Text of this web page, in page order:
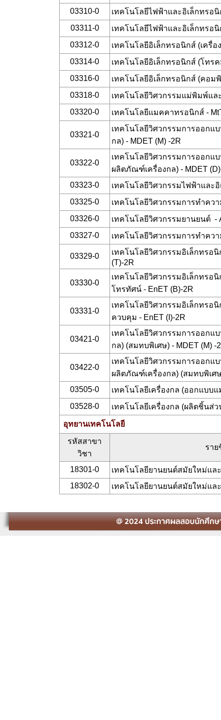
03310-0
เทคโนโลยีไฟฟ้าและอิเล็กทรอนิ
03311-0
เทคโนโลยีไฟฟ้าและอิเล็กทรอนิ
03312-0
เทคโนโลยีอิเล็กทรอนิกส์ (เครื่
03314-0
เทคโนโลยีอิเล็กทรอนิกส์ (โทร
03316-0
เทคโนโลยีอิเล็กทรอนิกส์ (คอมพิ
03318-0
เทคโนโลยีวิศวกรรมแม่พิมพ์แล
03320-0
เทคโนโลยีแมคคาทรอนิกส์ -
03321-0
เทคโนโลยีวิศวกรรมการออกแ
กล) - MDET (M) -2R
03322-0
เทคโนโลยีวิศวกรรมการออกแ
ผลิตภัณฑ์เครื่องกล) - MDET
03323-0
เทคโนโลยีวิศวกรรมไฟฟ้าและ
03325-0
เทคโนโลยีวิศวกรรมการทำคว
03326-0
เทคโนโลยีวิศวกรรมยานยนต์ -
03327-0
เทคโนโลยีวิศวกรรมการทำคว
03329-0
เทคโนโลยีวิศวกรรมอิเล็กทรอ
(T)-2R
03330-0
เทคโนโลยีวิศวกรรมอิเล็กทรอ
โทรทัศน์ - EnET (B)-2R
03331-0
เทคโนโลยีวิศวกรรมอิเล็กทรอ
ควบคุม - EnET (I)-2R
03421-0
เทคโนโลยีวิศวกรรมการออกแ
กล) (สมทบพิเศษ) - MDET (M) -
03422-0
เทคโนโลยีวิศวกรรมการออกแ
ผลิตภัณฑ์เครื่องกล) (สมทบพิเศษ
03505-0
เทคโนโลยีเครื่องกล (ออกแบบ
03528-0
เทคโนโลยีเครื่องกล (ผลิตชิ้นส่
อุทยานเทคโนโลยี
รหัสสาขา
วิชา
รา
18301-0
เทคโนโลยียานยนต์สมัยใหม่แล
18302-0
เทคโนโลยียานยนต์สมัยใหม่แล